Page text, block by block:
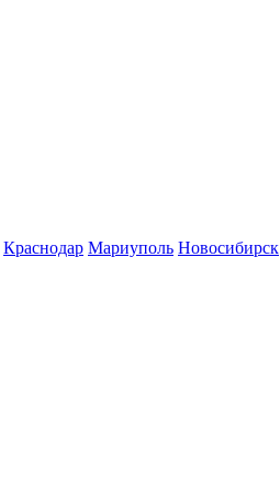
Краснодар Мариуполь Новосибирск